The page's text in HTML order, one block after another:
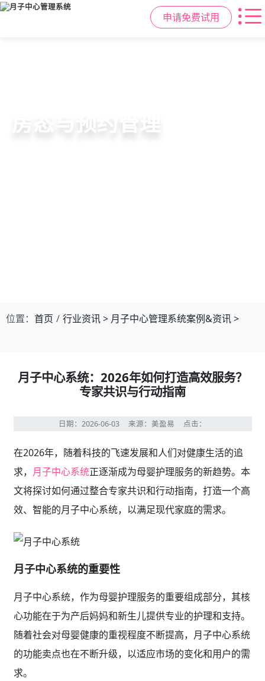
申请免费试用
一站式解决月子中心入住、护理、
母婴健康与护理管理
房态与预约管理
会员营销与智能锁客
位置： 首页 行业资讯> 月子中心管理系统案例&资讯>
月子中心系统：2026年如何打造高效服务？
专家共识与行动指南
日期：2026-06-03 来源：美盈易 点击：
在2026年，随着科技的飞速发展和人们对健康生活的追
求， 月子中心系统正逐渐成为母婴护理服务的新趋势。本
文将探讨如何通过整合专家共识和行动指南，打造一个高
效、智能的月子中心系统，以满足现代家庭的需求。
月子中心系统的重要性
月子中心系统，作为母婴护理服务的重要组成部分，其核
心功能在于为产后妈妈和新生儿提供专业的护理和支持。
随着社会对母婴健康的重视程度不断提高，月子中心系统
的功能卖点也在不断升级，以适应市场的变化和用户的需
求。